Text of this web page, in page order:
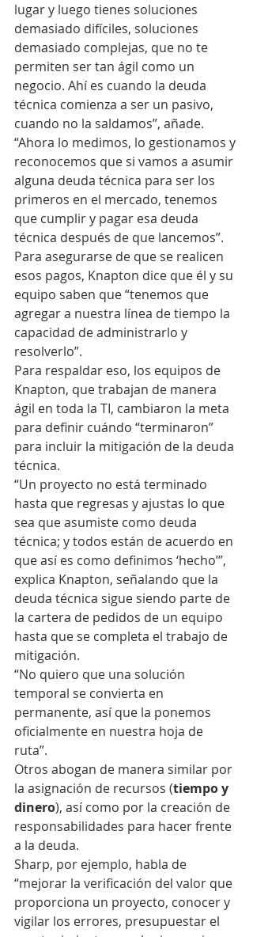
lugar y luego tienes soluciones
demasiado difíciles, soluciones
demasiado complejas, que no te
permiten ser tan ágil como un
negocio. Ahí es cuando la deuda
técnica comienza a ser un pasivo,
cuando no la saldamos”, añade.
“Ahora lo medimos, lo gestionamos y
reconocemos que si vamos a asumir
alguna deuda técnica para ser los
primeros en el mercado, tenemos
que cumplir y pagar esa deuda
técnica después de que lancemos”.
Para asegurarse de que se realicen
esos pagos, Knapton dice que él y su
equipo saben que “tenemos que
agregar a nuestra línea de tiempo la
capacidad de administrarlo y
resolverlo”.
Para respaldar eso, los equipos de
Knapton, que trabajan de manera
ágil en toda la TI, cambiaron la meta
para definir cuándo “terminaron”
para incluir la mitigación de la deuda
técnica.
“Un proyecto no está terminado
hasta que regresas y ajustas lo que
sea que asumiste como deuda
técnica; y todos están de acuerdo en
que así es como definimos ‘hecho’”,
explica Knapton, señalando que la
deuda técnica sigue siendo parte de
la cartera de pedidos de un equipo
hasta que se completa el trabajo de
mitigación.
“No quiero que una solución
temporal se convierta en
permanente, así que la ponemos
oficialmente en nuestra hoja de
ruta”.
Otros abogan de manera similar por
la asignación de recursos (tiempo y
dinero), así como por la creación de
responsabilidades para hacer frente
a la deuda.
Sharp, por ejemplo, habla de
“mejorar la verificación del valor que
proporciona un proyecto, conocer y
vigilar los errores, presupuestar el